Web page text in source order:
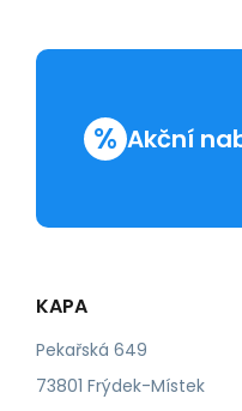
% Akční
KAPA
Pekařská 649
73801 Frýdek-Místek